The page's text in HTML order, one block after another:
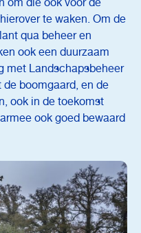
te waken. Om de
qua beheer en
ook een duurzaam
met Landschapsbeheer
boomgaard, en de
ook in de toekomst
ook goed bewaard